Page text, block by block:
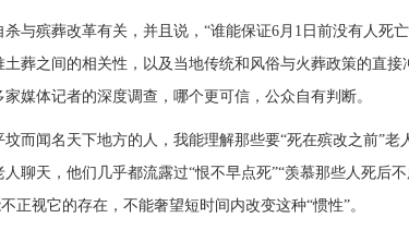
与殡葬改革有关，并且说，“谁能保证6月 1 日前没有人死
葬之间的相关性，以及当地传统和风俗与火葬政策的直
媒体记者的深度调查，哪个更可信，公众自有判断。
而闻名天下地方的人，我能理解那些要“死在殡改之前”老
聊天，他们几乎都流露过“恨不早点死”“羡慕那些人死后
正视它的存在，不能奢望短时间内改变这种“惯性”。